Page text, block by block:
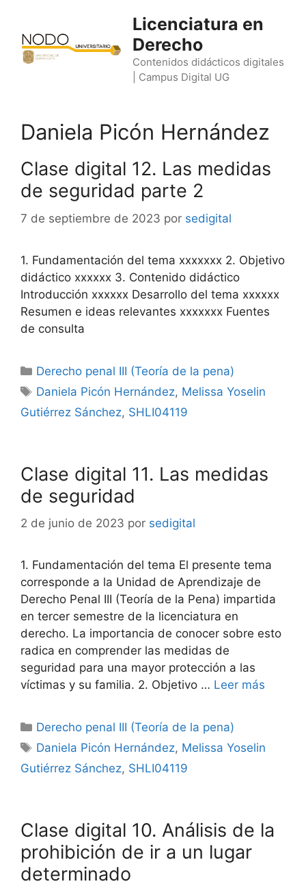
contenido
Licenciatura en
Derecho
Contenidos didácticos digitales
| Campus Digital UG
Daniela Picón Hernández
Clase digital 12. Las medidas
de seguridad parte 2
7 de septiembre de 2023 por sedigital
1. Fundamentación del tema xxxxxxx 2. Objetivo
didáctico xxxxxx 3. Contenido didáctico
Introducción xxxxxx Desarrollo del tema xxxxxx
Resumen e ideas relevantes xxxxxxx Fuentes
de consulta
Categorías
Derecho penal III (Teoría de la pena)
Etiquetas
Daniela Picón Hernández, Melissa Yoselin
Gutiérrez Sánchez, SHLI04119
Clase digital 11. Las medidas
de seguridad
2 de junio de 2023 por sedigital
1. Fundamentación del tema El presente tema
corresponde a la Unidad de Aprendizaje de
Derecho Penal III (Teoría de la Pena) impartida
en tercer semestre de la licenciatura en
derecho. La importancia de conocer sobre esto
radica en comprender las medidas de
seguridad para una mayor protección a las
víctimas y su familia. 2. Objetivo … Leer más
Categorías
Derecho penal III (Teoría de la pena)
Etiquetas
Daniela Picón Hernández, Melissa Yoselin
Gutiérrez Sánchez, SHLI04119
Clase digital 10. Análisis de la
prohibición de ir a un lugar
determinado